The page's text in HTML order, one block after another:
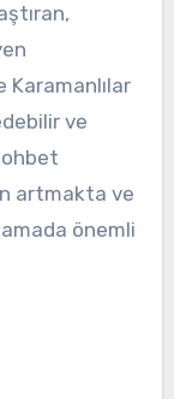
ve
artmakta ve
önemli